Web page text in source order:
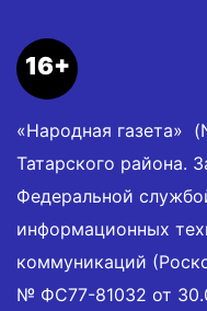
16+
«Народная газета»
Татарского района.
Федеральной
информационных
коммуникаций
№ ФС77-81032 от